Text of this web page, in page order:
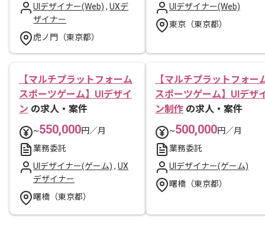
UIデザイナー(Web) , UXデ
ザイナー
虎ノ門（東京都）
UIデザイナー(Web)
東京（東京都）
【マルチプラットフォーム
スポーツゲーム】UIデザイ
ン の求人・案件
~550,000円／月
業務委託
UIデザイナー(ゲーム) , UX
デザイナー
曙橋（東京都）
【マルチプラットフォー
スポーツゲーム】UIデザ
ン制作 の求人・案件
~500,000円／月
業務委託
UIデザイナー(ゲーム)
曙橋（東京都）